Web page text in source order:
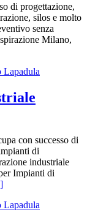
di progettazione,
silos e molto
senza
Milano,
con successo di
di
industriale
Impianti di